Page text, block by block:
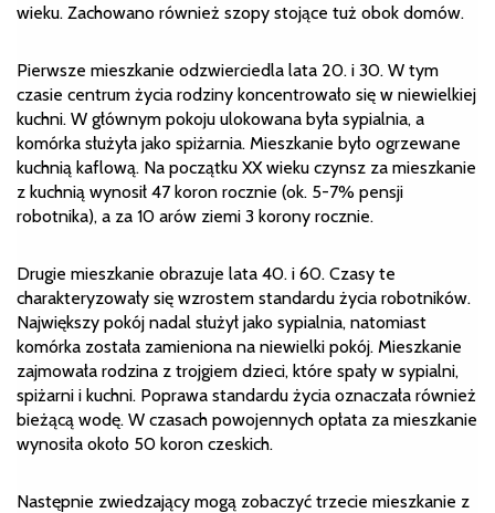
wieku. Zachowano również szopy stojące tuż obok domów.
Pierwsze mieszkanie odzwierciedla lata 20. i 30. W tym
czasie centrum życia rodziny koncentrowało się w niewielkiej
kuchni. W głównym pokoju ulokowana była sypialnia, a
komórka służyła jako spiżarnia. Mieszkanie było ogrzewane
kuchnią kaflową. Na początku XX wieku czynsz za mieszkanie
z kuchnią wynosił 47 koron rocznie (ok. 5-7% pensji
robotnika), a za 10 arów ziemi 3 korony rocznie.
Drugie mieszkanie obrazuje lata 40. i 60. Czasy te
charakteryzowały się wzrostem standardu życia robotników.
Największy pokój nadal służył jako sypialnia, natomiast
komórka została zamieniona na niewielki pokój. Mieszkanie
zajmowała rodzina z trojgiem dzieci, które spały w sypialni,
spiżarni i kuchni. Poprawa standardu życia oznaczała również
bieżącą wodę. W czasach powojennych opłata za mieszkanie
wynosiła około 50 koron czeskich.
Następnie zwiedzający mogą zobaczyć trzecie mieszkanie z